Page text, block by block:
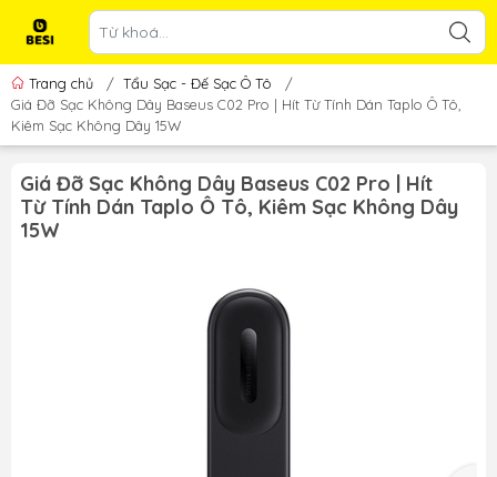
Trang chủ / Tẩu Sạc - Đế Sạc Ô Tô
/
Giá Đỡ Sạc Không Dây Baseus C02 Pro | Hít Từ Tính Dán Taplo Ô Tô,
Kiêm Sạc Không Dây 15W
Giá Đỡ Sạc Không Dây Baseus C02 Pro | Hít
Từ Tính Dán Taplo Ô Tô, Kiêm Sạc Không Dây
15W